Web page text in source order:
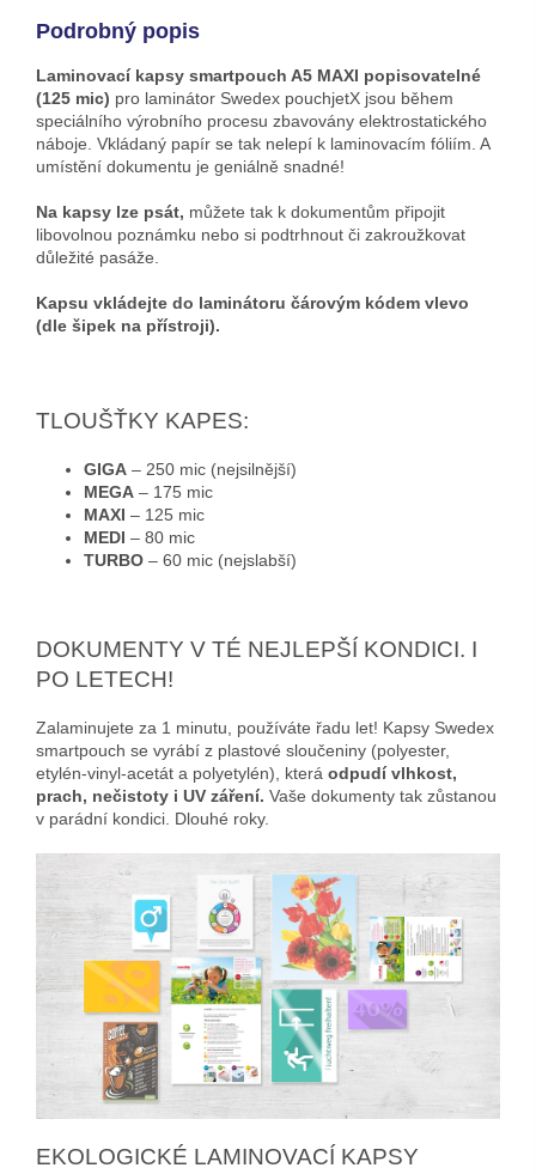
Podrobný popis
Laminovací kapsy smartpouch A5 MAXI popisovatelné
(125 mic) pro laminátor Swedex pouchjetX jsou během
speciálního výrobního procesu zbavovány elektrostatického
náboje. Vkládaný papír se tak nelepí k laminovacím fóliím. A
umístění dokumentu je geniálně snadné!
Na kapsy lze psát, můžete tak k dokumentům připojit
libovolnou poznámku nebo si podtrhnout či zakroužkovat
důležité pasáže.
Kapsu vkládejte do laminátoru čárovým kódem vlevo
(dle šipek na přístroji).
TLOUŠŤKY KAPES:
GIGA – 250 mic (nejsilnější)
MEGA – 175 mic
MAXI – 125 mic
MEDI – 80 mic
TURBO – 60 mic (nejslabší)
DOKUMENTY V TÉ NEJLEPŠÍ KONDICI. I
PO LETECH!
Zalaminujete za 1 minutu, používáte řadu let! Kapsy Swedex
smartpouch se vyrábí z plastové sloučeniny (polyester,
etylén-vinyl-acetát a polyetylén), která odpudí vlhkost,
prach, nečistoty i UV záření. Vaše dokumenty tak zůstanou
v parádní kondici. Dlouhé roky.
EKOLOGICKÉ LAMINOVACÍ KAPSY